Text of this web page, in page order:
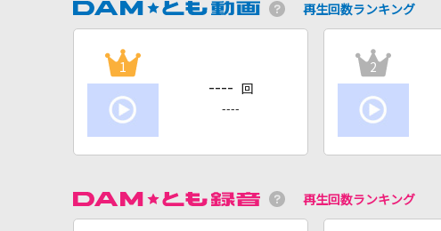
再生回数ランキング
1
---- 回
----
2
再生回数ランキング